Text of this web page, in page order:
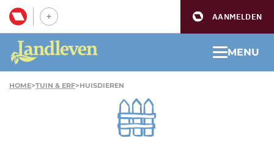
AANMELDEN
MENU
HOME>TUIN & ERF>HUISDIEREN